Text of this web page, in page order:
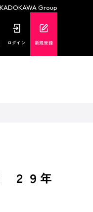
KADOKAWA Group
ログイン 新規登録
２９年